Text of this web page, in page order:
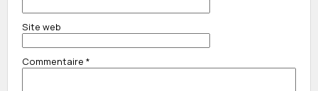
Site web
Commentaire *